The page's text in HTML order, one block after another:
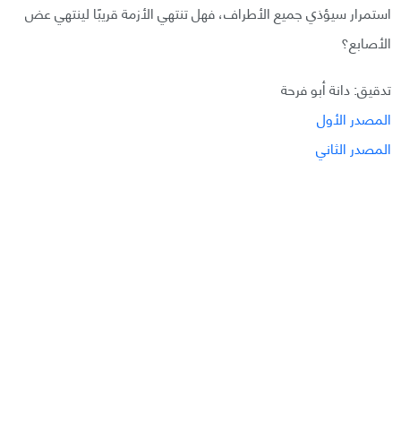
استمرار سيؤذي جميع الأطراف، فهل تنتهي الأزمة قريبًا لينتهي عض
الأصابع؟
تدقيق: دانة أبو فرحة
المصدر الأول
المصدر الثاني